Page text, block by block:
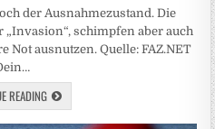
der Ausnahmezustand. Die
schimpfen aber auch
Not ausnutzen. Quelle: FAZ.NET
READING